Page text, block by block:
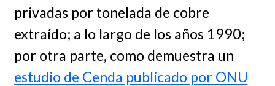
privadas por tonelada de cobre
extraído; a lo largo de los años 1990;
por otra parte, como demuestra un
estudio de Cenda publicado por ONU